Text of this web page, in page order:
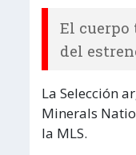
El cuerpo
del
La Selección
Minerals
la MLS.